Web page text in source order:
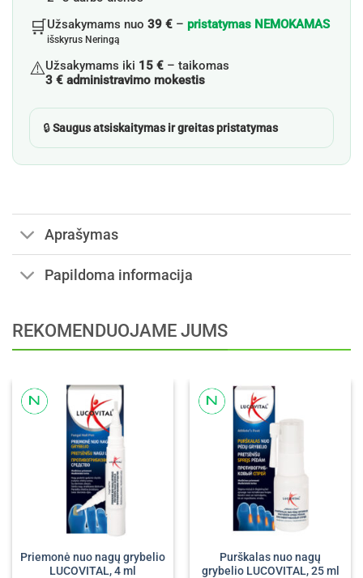
🛒Užsakymams nuo 39 € – pristatymas NEMOKAMAS
išskyrus Neringą
⚠️Užsakymams iki 15 € – taikomas
3 € administravimo mokestis
🔒Saugus atsiskaitymas ir greitas pristatymas
Aprašymas
Papildoma informacija
REKOMENDUOJAME JUMS
Priemonė nuo nagų grybelio
LUCOVITAL, 4 ml
Purškalas nuo nagų
grybelio LUCOVITAL, 25 ml